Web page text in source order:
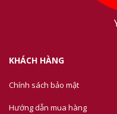
KHÁCH HÀNG
Chính sách bảo mật
Hướng dẫn mua hàng